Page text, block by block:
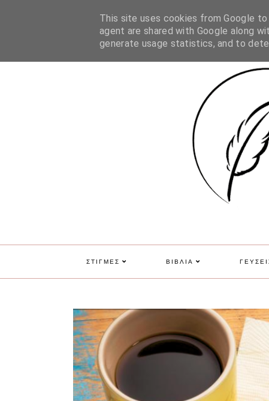
ΠΟΙΑ ΕΙΜΑΙ ΕΠΙΚΟΙΝΩΝΙΑ GDPR
ΣΤΙΓΜΕΣ ΒΙΒΛΙΑ
This site uses cookies from Google
agent are shared with Google along
generate usage statistics, and to